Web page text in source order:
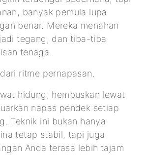
banyak pemula lupa
benar. Mereka menahan
tegang, dan tiba-tiba
tenaga.
ritme pernapasan.
hidung, hembuskan lewat
napas pendek setiap
Teknik ini bukan hanya
tetap stabil, tapi juga
Anda terasa lebih tajam